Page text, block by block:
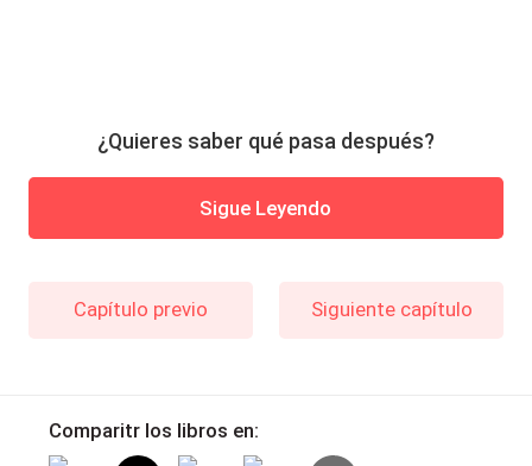
¿Quieres saber qué pasa después?
Sigue Leyendo
Capítulo previo Siguiente capítulo
Comparitr los libros en: